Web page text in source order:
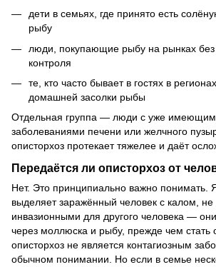
дети в семьях, где принято есть
рыбу
люди, покупающие рыбу на рынках без
контроля
те, кто часто бывает в гостях в
домашней засолки рыбы
Отдельная группа — люди с уже
заболеваниями печени или желчного
описторхоз протекает тяжелее и даёт
Передаётся ли описторхоз от
Нет. Это принципиально важно понимать.
выделяет заражённый человек с калом, не
инвазионными для другого человека —
через моллюска и рыбу, прежде чем
описторхоз не является контагиозным
обычном понимании. Но если в семье